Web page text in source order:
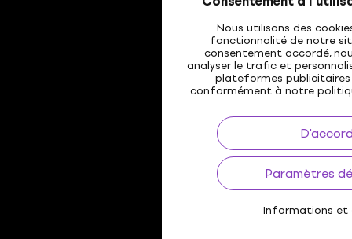
Nous utilisons des
fonctionnalité de notre
consentement accordé,
analyser le trafic et
plateformes
conformément à notre
Paramètres
Informations et